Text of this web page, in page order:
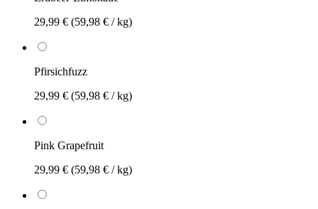
29,99 € (59,98 € / kg)
Pfirsichfuzz
29,99 € (59,98 € / kg)
Pink Grapefruit
29,99 € (59,98 € / kg)